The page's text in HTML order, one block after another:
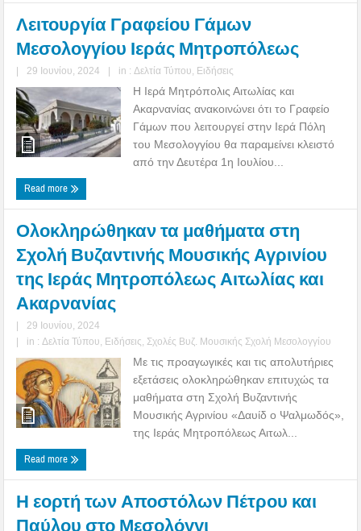
Λειτουργία Γραφείου Γάμων
Μεσολογγίου Ιεράς Μητροπόλεως
| 29 Ιουνίου, 2024 | in : Δελτία Τύπου Ειδήσεις
Η Ιερά Μητρόπολις Αιτωλίας και
Ακαρνανίας ανακοινώνει ότι το Γραφείο
Γάμων που λειτουργεί στην Ιερά Πόλη
του Μεσολογγίου θα παραμείνει κλειστό
από την Δευτέρα 1η Ιουλίου...
Read more
Ολοκληρώθηκαν τα μαθήματα στη
Σχολή Βυζαντινής Μουσικής Αγρινίου
της Ιεράς Μητροπόλεως Αιτωλίας και
Ακαρνανίας
|
29 Ιουνίου, 2024
|
in : Δελτία Τύπου Ειδήσεις Σχολές Βυζ. Μουσικής Σχολή Μεσολογγίου
Με τις προαγωγικές και τις απολυτήριες
εξετάσεις ολοκληρώθηκαν επιτυχώς τα
μαθήματα στη Σχολή Βυζαντινής
Μουσικής Αγρινίου «Δαυίδ ο Ψαλμωδός»,
της Ιεράς Μητροπόλεως Αιτωλ...
Read more
Η εορτή των Αποστόλων Πέτρου και
Παύλου στο Μεσολόγγι